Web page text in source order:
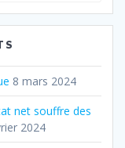
8 mars 2024
net souffre des
2024